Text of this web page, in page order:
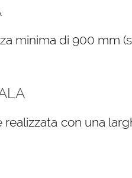
minima di 900 mm
realizzata con una